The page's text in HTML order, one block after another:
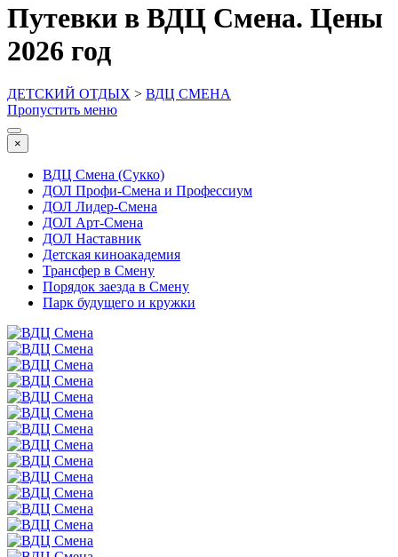
Путевки в ВДЦ Смена. Цены
2026 год
ДЕТСКИЙ ОТДЫХ > ВДЦ СМЕНА
Пропустить меню
×
ВДЦ Смена (Сукко)
ДОЛ Профи-Смена и Профессиум
ДОЛ Лидер-Смена
ДОЛ Арт-Смена
ДОЛ Наставник
Детская киноакадемия
Трансфер в Смену
Порядок заезда в Смену
Парк будущего и кружки